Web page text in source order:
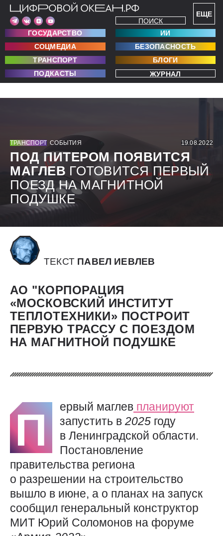
ЕЩЕ
ПОИСК
ГОСУДАРСТВО
ИИ
СОЦМЕДИА
БЕЗОПАСНОСТЬ
ТРАНСПОРТ
БЛОГИ
ПОДКАСТЫ
ЖУРНАЛ
ТРАНСПОРТ СОБЫТИЯ 19.08.2022
ПОД ПИТЕРОМ ПОЯВИТСЯ
МАГЛЕВ ГОТОВИТСЯ ПЕРВЫЙ
ПОЕЗД НА МАГНИТНОЙ
ПОДУШКЕ
ТЕКСТ ПАВЕЛ ИЕВЛЕВ
АО "КОРПОРАЦИЯ
«МОСКОВСКИЙ ИНСТИТУТ
ТЕПЛОТЕХНИКИ» ПОСТРОИТ
ПЕРВУЮ ТРАССУ С ПОЕЗДОМ
НА МАГНИТНОЙ ПОДУШКЕ
П ервый маглев планируют
запустить в 2025 году
в Ленинградской области.
Постановление
правительства региона
о разрешении на строительство
вышло в июне, а о планах на запуск
сообщил генеральный конструктор
МИТ Юрий Соломонов на форуме